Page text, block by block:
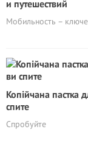
и путешествий
Мобильность –
Копійчана пастка
спите
Спробуйте